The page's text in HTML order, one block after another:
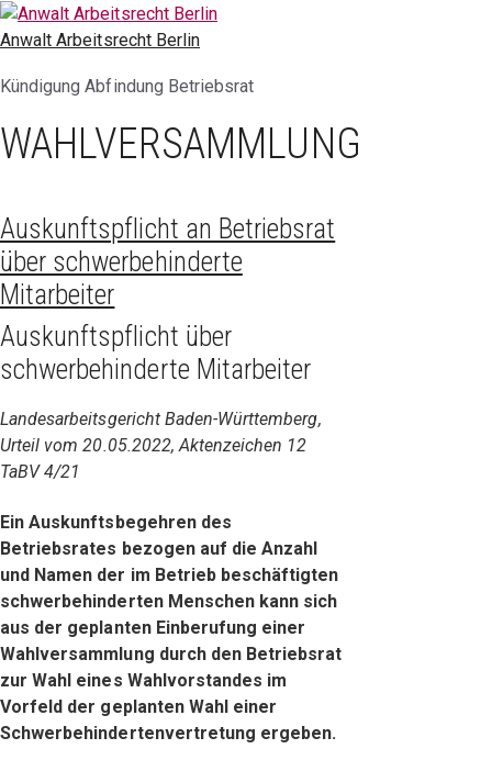
Zum
Inhalt
Anwalt Arbeitsrecht Berlin
Kündigung Abfindung Betriebsrat
WAHLVERSAMMLUNG
Auskunftspflicht an Betriebsrat
über schwerbehinderte
Mitarbeiter
Auskunftspflicht über
schwerbehinderte Mitarbeiter
Landesarbeitsgericht Baden-Württemberg,
Urteil vom 20.05.2022, Aktenzeichen 12
TaBV 4/21
Ein Auskunftsbegehren des
Betriebsrates bezogen auf die Anzahl
und Namen der im Betrieb beschäftigten
schwerbehinderten Menschen kann sich
aus der geplanten Einberufung einer
Wahlversammlung durch den Betriebsrat
zur Wahl eines Wahlvorstandes im
Vorfeld der geplanten Wahl einer
Schwerbehindertenvertretung ergeben.